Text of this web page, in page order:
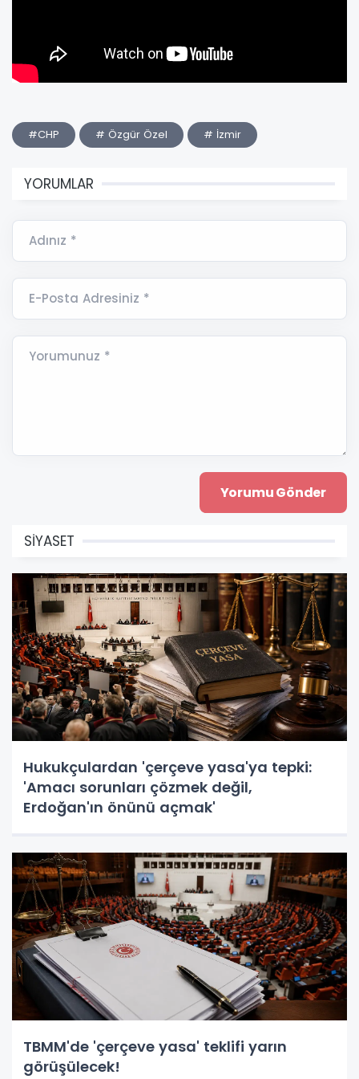
#CHP # Özgür Özel # İzmir
YORUMLAR
Adınız *
E-Posta Adresiniz *
Yorumunuz *
SİYASET
Hukukçulardan 'çerçeve yasa'ya tepki:
'Amacı sorunları çözmek değil,
Erdoğan'ın önünü açmak'
TBMM'de 'çerçeve yasa' teklifi yarın
görüşülecek!